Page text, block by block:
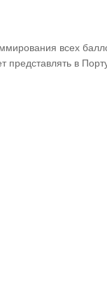
всех
представлять в